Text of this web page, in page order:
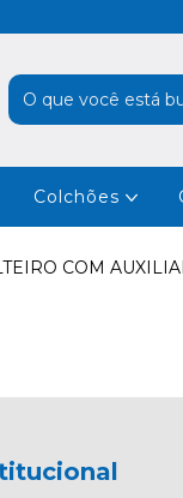
Colchões
COM